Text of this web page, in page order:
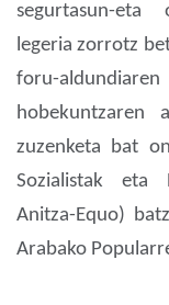
segurtasun-eta
legeria zorrotz
foru-aldundiaren
hobekuntzaren
zuzenketa bat
Sozialistak eta
Anitza-Equo)
Arabako